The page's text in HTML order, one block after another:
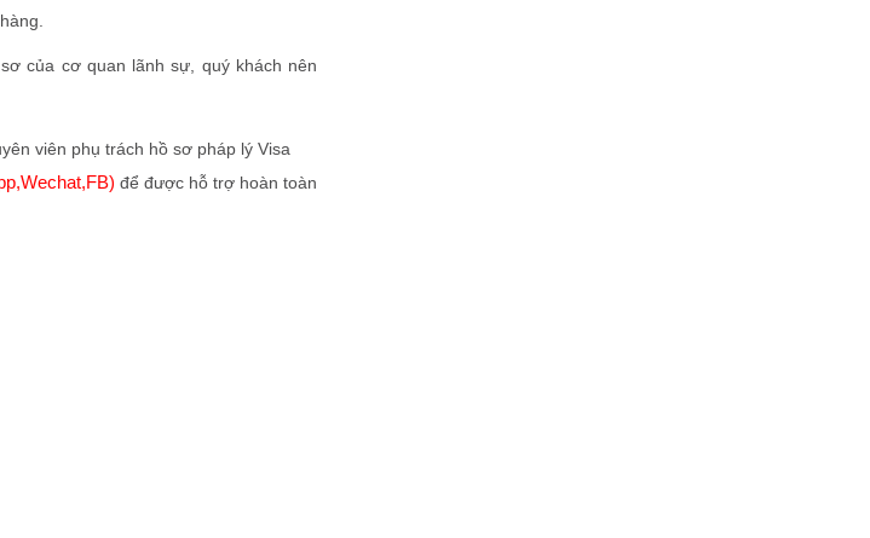
của cơ quan lãnh sự, quý khách nên
viên phụ trách hồ sơ pháp lý Visa
để được hỗ trợ hoàn toàn